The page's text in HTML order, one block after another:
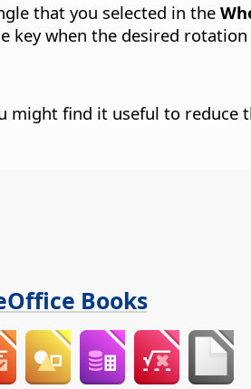
that you selected in the
key when the desired
might find it useful to reduce
Books